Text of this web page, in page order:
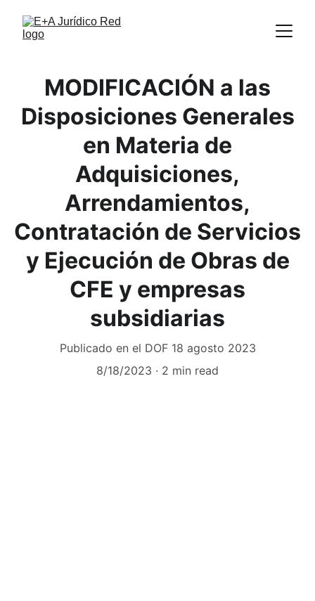
MODIFICACIÓN a las
Disposiciones Generales
en Materia de
Adquisiciones,
Arrendamientos,
Contratación de Servicios
y Ejecución de Obras de
CFE y empresas
subsidiarias
Publicado en el DOF 18 agosto 2023
8/18/2023
2 min read